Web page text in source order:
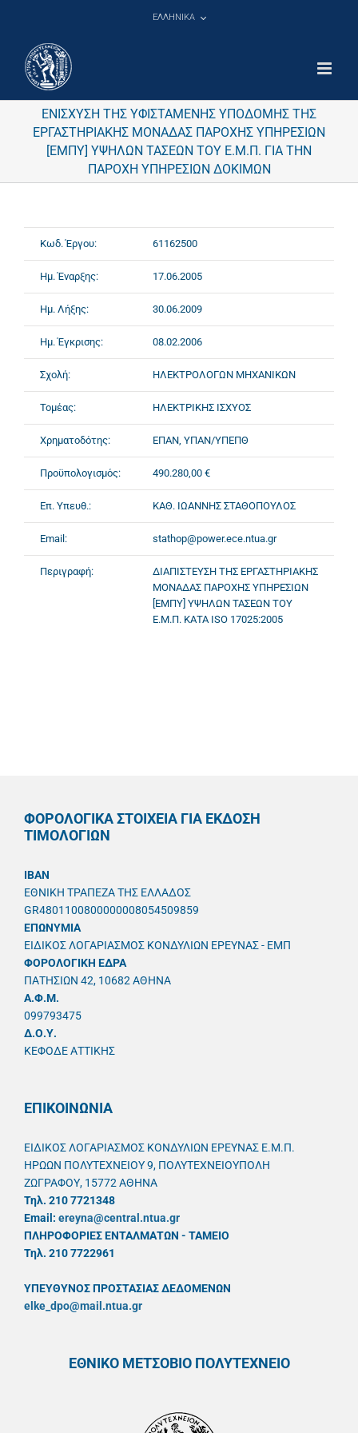
ΕΛΛΗΝΙΚΑ
ΕΝΙΣΧΥΣΗ ΤΗΣ ΥΦΙΣΤΑΜΕΝΗΣ ΥΠΟΔΟΜΗΣ ΤΗΣ
ΕΡΓΑΣΤΗΡΙΑΚΗΣ ΜΟΝΑΔΑΣ ΠΑΡΟΧΗΣ ΥΠΗΡΕΣΙΩΝ
[ΕΜΠΥ] ΥΨΗΛΩΝ ΤΑΣΕΩΝ ΤΟΥ Ε.Μ.Π. ΓΙΑ ΤΗΝ
ΠΑΡΟΧΗ ΥΠΗΡΕΣΙΩΝ ΔΟΚΙΜΩΝ
Κωδ. Έργου: 61162500
Ημ. Έναρξης: 17.06.2005
Ημ. Λήξης: 30.06.2009
Ημ. Έγκρισης: 08.02.2006
Σχολή: ΗΛΕΚΤΡΟΛΟΓΩΝ ΜΗΧΑΝΙΚΩΝ
Τομέας: ΗΛΕΚΤΡΙΚΗΣ ΙΣΧΥΟΣ
Χρηματοδότης: ΕΠΑΝ, ΥΠΑΝ/ΥΠΕΠΘ
Προϋπολογισμός: 490.280,00 €
Επ. Υπευθ.: ΚΑΘ. ΙΩΑΝΝΗΣ ΣΤΑΘΟΠΟΥΛΟΣ
Email: stathop@power.ece.ntua.gr
Περιγραφή:
ΔΙΑΠΙΣΤΕΥΣΗ ΤΗΣ ΕΡΓΑΣΤΗΡΙΑΚΗΣ
ΜΟΝΑΔΑΣ ΠΑΡΟΧΗΣ ΥΠΗΡΕΣΙΩΝ
[ΕΜΠΥ] ΥΨΗΛΩΝ ΤΑΣΕΩΝ ΤΟΥ
Ε.Μ.Π. ΚΑΤΑ ΙSO 17025:2005
ΦΟΡΟΛΟΓΙΚΑ ΣΤΟΙΧΕΙΑ ΓΙΑ ΕΚΔΟΣΗ
ΤΙΜΟΛΟΓΙΩΝ
IBAN
ΕΘΝΙΚΗ ΤΡΑΠΕΖΑ ΤΗΣ ΕΛΛΑΔΟΣ
GR4801100800000008054509859
ΕΠΩΝΥΜΙΑ
ΕΙΔΙΚΟΣ ΛΟΓΑΡΙΑΣΜΟΣ ΚΟΝΔΥΛΙΩΝ ΕΡΕΥΝΑΣ - ΕΜΠ
ΦΟΡΟΛΟΓΙΚΗ ΕΔΡΑ
ΠΑΤΗΣΙΩΝ 42, 10682 ΑΘΗΝΑ
A.Φ.Μ.
099793475
Δ.Ο.Υ.
ΚΕΦΟΔΕ ΑΤΤΙΚΗΣ
ΕΠΙΚΟΙΝΩΝΙΑ
ΕΙΔΙΚΟΣ ΛΟΓΑΡΙΑΣΜΟΣ ΚΟΝΔΥΛΙΩΝ ΕΡΕΥΝΑΣ Ε.Μ.Π.
ΗΡΩΩΝ ΠΟΛΥΤΕΧΝΕΙΟΥ 9, ΠΟΛΥΤΕΧΝΕΙΟΥΠΟΛΗ
ΖΩΓΡΑΦΟΥ, 15772 ΑΘΗΝΑ
Τηλ. 210 7721348
Email: ereyna@central.ntua.gr
ΠΛΗΡΟΦΟΡΙΕΣ ΕΝΤΑΛΜΑΤΩΝ - ΤΑΜΕΙΟ
Τηλ. 210 7722961
ΥΠΕΥΘYΝΟΣ ΠΡΟΣΤΑΣΙΑΣ ΔΕΔΟΜΕΝΩΝ
elke_dpo@mail.ntua.gr
ΕΘΝΙΚΟ ΜΕΤΣΟΒΙΟ ΠΟΛΥΤΕΧΝΕΙΟ